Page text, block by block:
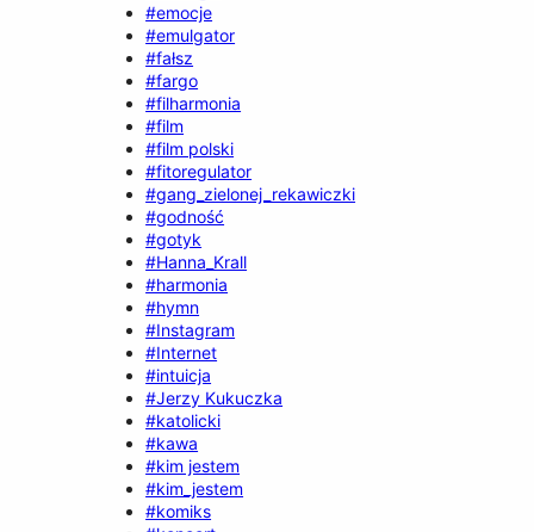
#emocje
#emulgator
#fałsz
#fargo
#filharmonia
#film
#film polski
#fitoregulator
#gang_zielonej_rekawiczki
#godność
#gotyk
#Hanna_Krall
#harmonia
#hymn
#Instagram
#Internet
#intuicja
#Jerzy Kukuczka
#katolicki
#kawa
#kim jestem
#kim_jestem
#komiks